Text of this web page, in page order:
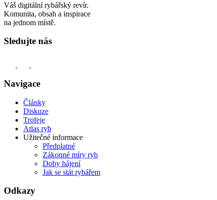
Váš digitální rybářský revír.
Komunita, obsah a inspirace
na jednom místě.
Sledujte nás
Navigace
Články
Diskuze
Trofeje
Atlas ryb
Užitečné informace
Předplatné
Zákonné míry ryb
Doby hájení
Jak se stát rybářem
Odkazy